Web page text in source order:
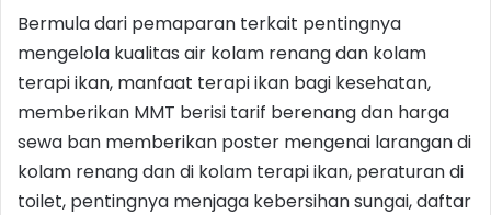
Bermula dari pemaparan terkait pentingnya
mengelola kualitas air kolam renang dan kolam
terapi ikan, manfaat terapi ikan bagi kesehatan,
memberikan MMT berisi tarif berenang dan harga
sewa ban memberikan poster mengenai larangan di
kolam renang dan di kolam terapi ikan, peraturan di
toilet, pentingnya menjaga kebersihan sungai, daftar